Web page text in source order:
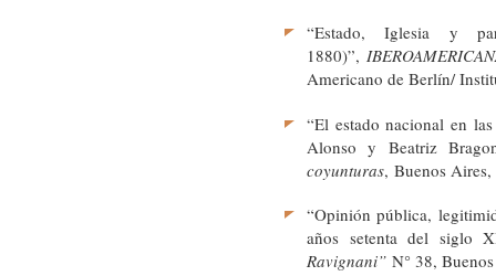
“Estado, Iglesia y
1880)”,
Americano de Berlín/
“El estado nacional en
Alonso y Beatriz
coyunturas, Buenos
“Opinión pública,
años setenta del siglo
Ravignani” N° 38,